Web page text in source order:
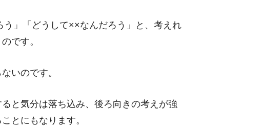
」「どうして××なんだろう」と、考えれ
です。
いのです。
と気分は落ち込み、後ろ向きの考えが強
とにもなります。